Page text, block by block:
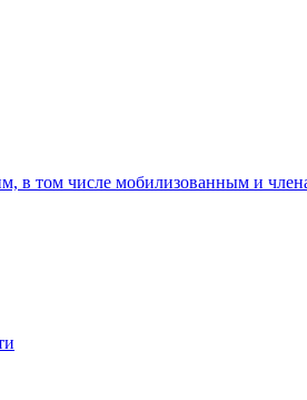
в том числе мобилизованным и